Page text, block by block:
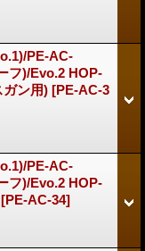
PE-AC-
フ)/Evo.2 HOP-
ガン用) [PE-AC-3
PE-AC-
フ)/Evo.2 HOP-
[PE-AC-34]